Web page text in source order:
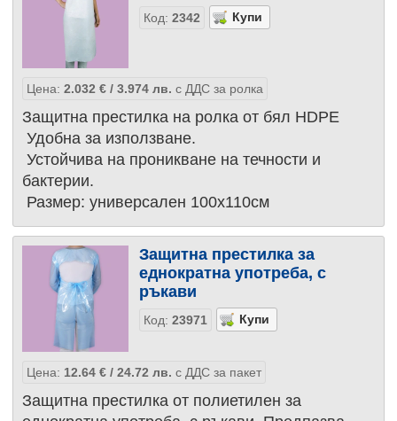
Код: 2342
Цена: 2.032 €/ 3.974 лв. с ДДС за ролка
Защитнa престилкa на ролка от бял HDPE
Удобна за използване.
Устойчива на проникване на течности и
бактерии.
Размер: универсален 100х110см
Защитна престилка за
еднократна употреба, с
ръкави
Код: 23971
Цена: 12.64 €/ 24.72 лв. с ДДС за пакет
Защитна престилка от полиетилен за